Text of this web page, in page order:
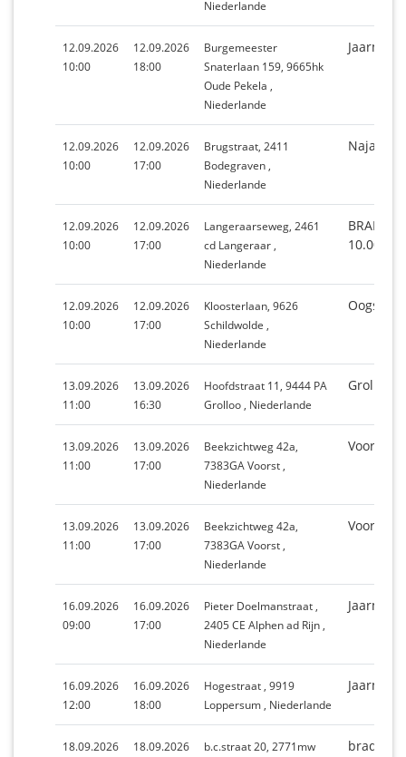
Niederlande
12.09.2026
10:00
12.09.2026
18:00
Burgemeester
Snaterlaan 159, 9665hk
Oude Pekela ,
Niederlande
12.09.2026
10:00
12.09.2026
17:00
Brugstraat, 2411
Bodegraven ,
Niederlande
12.09.2026
10:00
12.09.2026
17:00
Langeraarseweg, 2461
cd Langeraar ,
Niederlande
10.00-
12.09.2026
10:00
12.09.2026
17:00
Kloosterlaan, 9626
Schildwolde ,
Niederlande
13.09.2026
11:00
13.09.2026
16:30
Hoofdstraat 11, 9444 PA
Grolloo , Niederlande
Grolloo
13.09.2026
11:00
13.09.2026
17:00
Beekzichtweg 42a,
7383GA Voorst ,
Niederlande
Voorster
13.09.2026
11:00
13.09.2026
17:00
Beekzichtweg 42a,
7383GA Voorst ,
Niederlande
Voorster
16.09.2026
09:00
16.09.2026
17:00
Pieter Doelmanstraat ,
2405 CE Alphen ad Rijn ,
Niederlande
16.09.2026
12:00
16.09.2026
18:00
Hogestraat , 9919
Loppersum , Niederlande
18.09.2026
18.09.2026
b.c.straat 20, 2771mw
braderie